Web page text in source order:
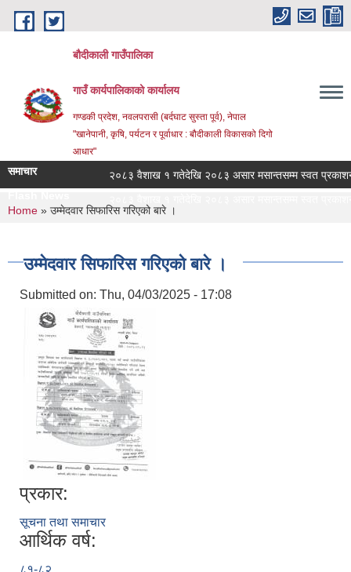
Skip to main content
बौदीकाली गाउँपालिका
गाउँ कार्यपालिकाको कार्यालय
गण्डकी प्रदेश, नवलपरासी (बर्दघाट सुस्ता पूर्व), नेपाल
"खानेपानी, कृषि, पर्यटन र पूर्वाधार : बौदीकाली विकासको दिगो
आधार"
समाचार
२०८३ वैशाख १ गतेदेखि २०८३ असार मसान्तसम्म स्वत प्रकाशन
You are here
Home » उम्मेदवार सिफारिस गरिएको बारे ।
उम्मेदवार सिफारिस गरिएको बारे ।
Submitted on: Thu, 04/03/2025 - 17:08
प्रकार:
सूचना तथा समाचार
आर्थिक वर्ष: